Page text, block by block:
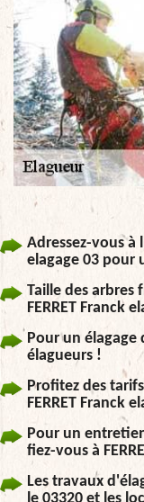
Adressez-vous à
elagage 03 pour
Taille des arbres
FERRET Franck
Pour un élagage
élagueurs !
Profitez des
FERRET Franck
Pour un
fiez-vous à
Les travaux